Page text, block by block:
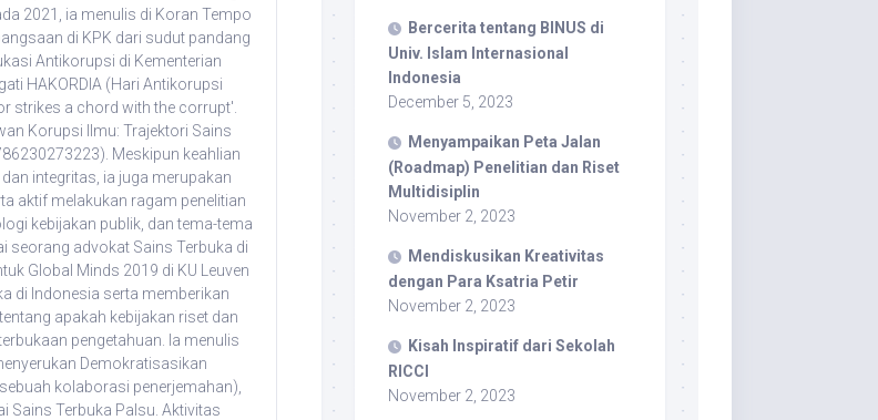
2021, ia menulis di Koran Tempo
di KPK dari sudut pandang
Antikorupsi di Kementerian
HAKORDIA (Hari Antikorupsi
strikes a chord with the corrupt'.
Korupsi Ilmu: Trajektori Sains
Meskipun keahlian
integritas, ia juga merupakan
aktif melakukan ragam penelitian
kebijakan publik, dan tema-tema
seorang advokat Sains Terbuka di
Global Minds 2019 di KU Leuven
di Indonesia serta memberikan
apakah kebijakan riset dan
pengetahuan. Ia menulis
Demokratisasikan
kolaborasi penerjemahan),
Sains Terbuka Palsu. Aktivitas
Bercerita tentang BINUS di
Univ. Islam Internasional
Indonesia
December 5, 2023
Menyampaikan Peta Jalan
(Roadmap) Penelitian dan Riset
Multidisiplin
November 2, 2023
Mendiskusikan Kreativitas
dengan Para Ksatria Petir
November 2, 2023
Kisah Inspiratif dari Sekolah
RICCI
November 2, 2023